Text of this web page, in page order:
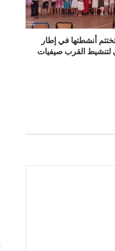
أنشطتها في إطار
لتنشيط القرب صيفيات